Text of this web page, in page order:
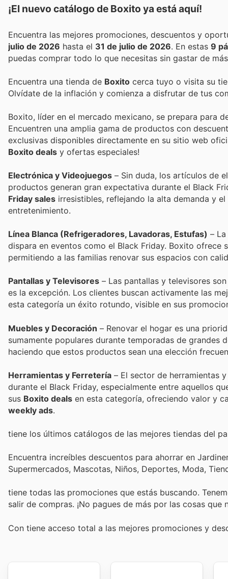
¡El nuevo catálogo de Boxito ya está aquí!
julio de 2026 hasta el 31 de julio de 2026 . En estas 9
puedas comprar todo lo que necesitas sin gastar de
Encuentra una tienda de Boxito cerca tuyo o visita su
Olvídate de la inflación y comienza a disfrutar de tus
Boxito, líder en el mercado mexicano, se prepara para
Encuentren una amplia gama de productos con
exclusivas disponibles directamente en su sitio web
Boxito deals y ofertas especiales!
Electrónica y Videojuegos – Sin duda, los artículos de
productos generan gran expectativa durante el Black
Friday sales irresistibles, reflejando la alta demanda y
entretenimiento.
Línea Blanca (Refrigeradores, Lavadoras, Estufas) –
dispara en eventos como el Black Friday. Boxito ofrece
permitiendo a las familias renovar sus espacios con
Pantallas y Televisores – Las pantallas y televisores
es la excepción. Los clientes buscan activamente las
esta categoría un éxito rotundo, visible en sus
Muebles y Decoración – Renovar el hogar es una
sumamente populares durante temporadas de
haciendo que estos productos sean una elección
Herramientas y Ferretería – El sector de herramientas
durante el Black Friday, especialmente entre aquellos
sus Boxito deals en esta categoría, ofreciendo valor y
weekly ads.
tiene los últimos catálogos de las mejores tiendas del
Encuentra increíbles descuentos para ahorrar en
Supermercados, Mascotas, Niños, Deportes, Moda,
tiene todas las promociones que estás buscando.
salir de compras. ¡No pagues de más por las cosas que
Con tiene acceso total a las mejores promociones y